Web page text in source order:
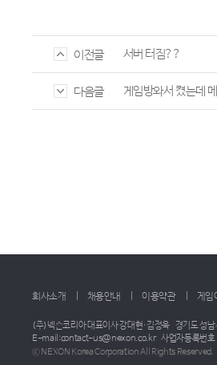
이전글 서버 터짐??
다음글 게임방와서 켰는데
회사소개 채용안내 이용약관 게임
(주)넥슨코리아 대표이사 강대현·김정욱 경기도 성
E-mail:contact-us@nexon.co.kr 사업자등록번
ⓒ NEXON Korea Corporation All Rights Reserved.